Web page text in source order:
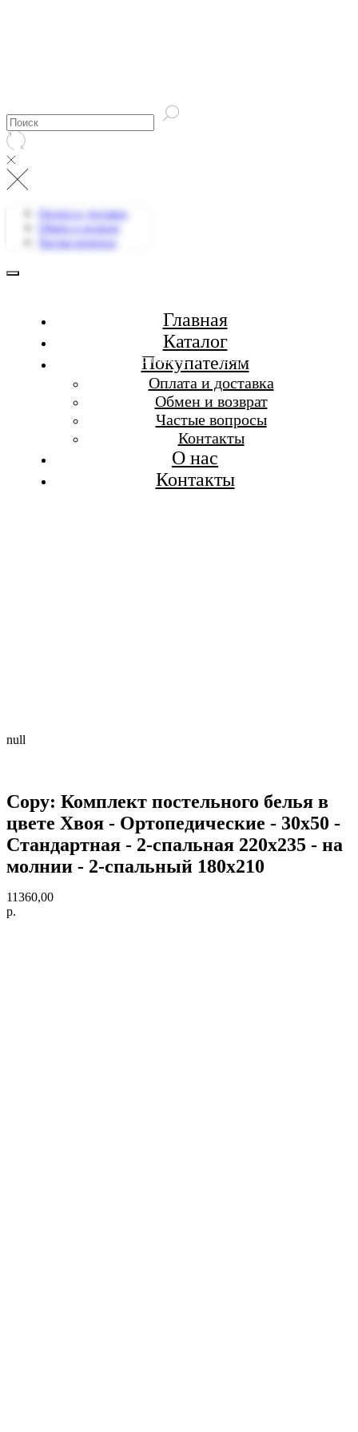
Бесплатная доставка при заказе от 7 000 р.
null
Оплата и доставка
Обмен и возврат
Частые вопросы
Главная
Каталог
Покупателям
Оплата и доставка
Обмен и возврат
Частые вопросы
Контакты
О нас
Контакты
Copy: Комплект постельного белья в
цвете Хвоя - Ортопедические - 30х50 -
Стандартная - 2-спальная 220х235 - на
молнии - 2-спальный 180х210
11360,00
р.